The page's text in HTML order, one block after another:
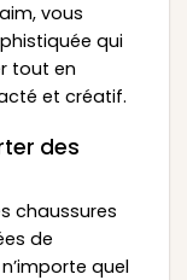
vous
qui
tout en
et créatif.
des
chaussures
de
quel